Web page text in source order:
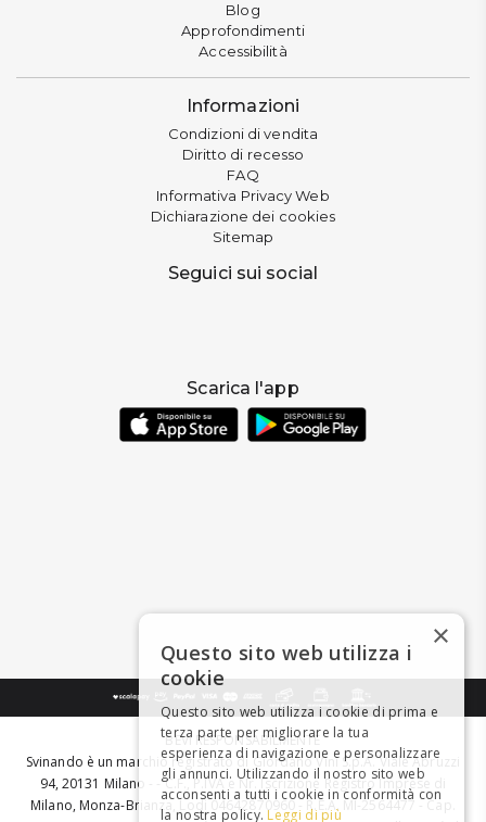
Blog
Approfondimenti
Accessibilità
Informazioni
Condizioni di vendita
Diritto di recesso
FAQ
Informativa Privacy Web
Dichiarazione dei cookies
Sitemap
Seguici sui social
Scarica l'app
BEVI RESPONSABILMENTE
Svinando è un marchio registrato di Giordano Vini S.p.A. Viale Abruzzi
94, 20131 Milano - - C.F., P.IVA e Nr. Iscrizione Registro Imprese di
Milano, Monza-Brianza, Lodi 04642870960 - R.E.A. MI-2564477 - Cap.
×
Questo sito web utilizza i
cookie
Questo sito web utilizza i cookie di prima e
terza parte per migliorare la tua
esperienza di navigazione e personalizzare
gli annunci. Utilizzando il nostro sito web
acconsenti a tutti i cookie in conformità con
la nostra policy. Leggi di più